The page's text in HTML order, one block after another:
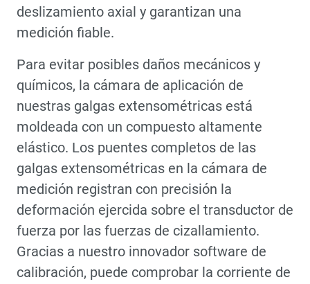
deslizamiento axial y garantizan una
medición fiable.
Para evitar posibles daños mecánicos y
químicos, la cámara de aplicación de
nuestras galgas extensométricas está
moldeada con un compuesto altamente
elástico. Los puentes completos de las
galgas extensométricas en la cámara de
medición registran con precisión la
deformación ejercida sobre el transductor de
fuerza por las fuerzas de cizallamiento.
Gracias a nuestro innovador software de
calibración, puede comprobar la corriente de